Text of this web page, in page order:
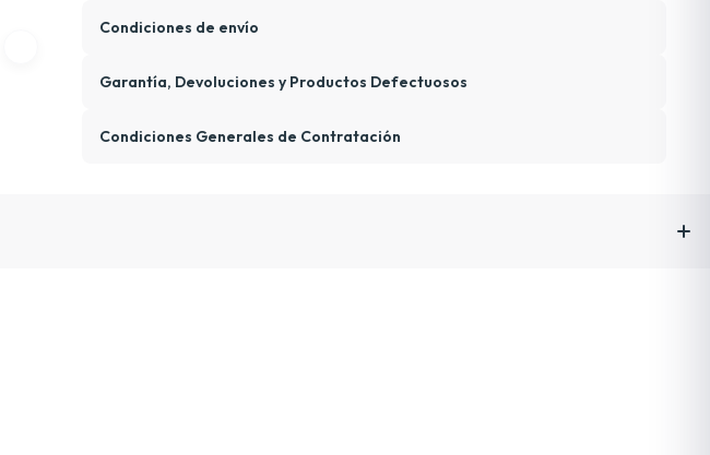
Condiciones de envío
Garantía, Devoluciones y Productos Defectuosos
Condiciones Generales de Contratación